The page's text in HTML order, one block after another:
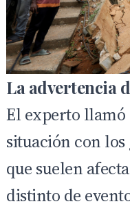
La advertencia
El experto llamó
situación con
que suelen
distinto de